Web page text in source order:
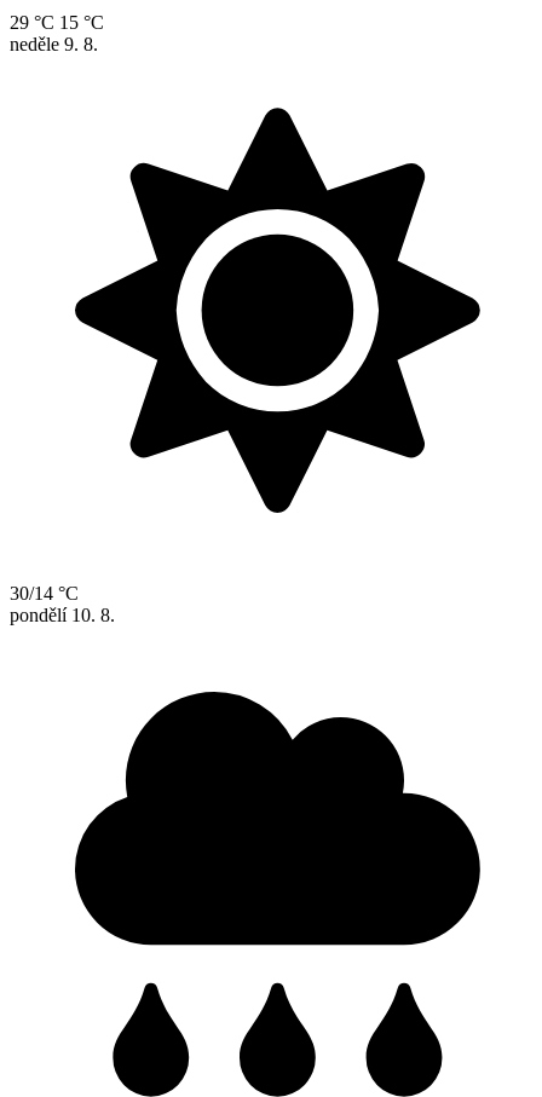
29 °C 15 °C
neděle 9. 8.
30/14 °C
pondělí 10. 8.